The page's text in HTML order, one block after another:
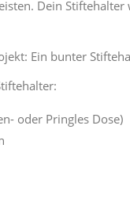
Dein
oder Pringles Dose)